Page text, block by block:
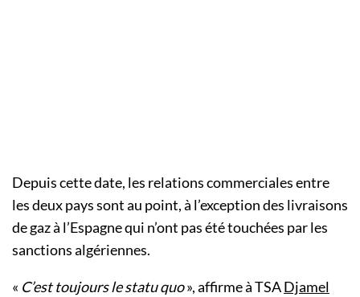
Depuis cette date, les relations commerciales entre
les deux pays sont au point, à l’exception des livraisons
de gaz à l’Espagne qui n’ont pas été touchées par les
sanctions algériennes.
« C’est toujours le statu quo», affirme à TSADjamel